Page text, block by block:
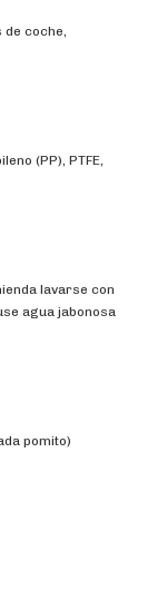
coche,
(PP), PTFE,
lavarse con
agua jabonosa
pomito)